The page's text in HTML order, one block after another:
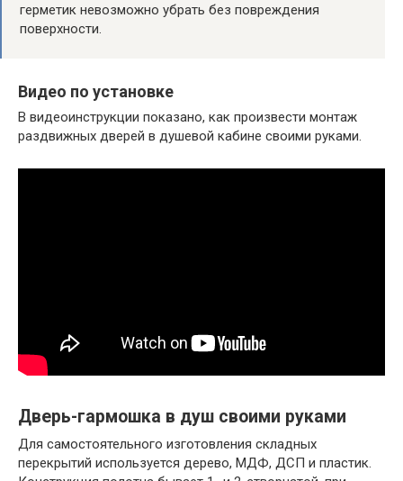
герметик невозможно убрать без повреждения
поверхности.
Видео по установке
В видеоинструкции показано, как произвести монтаж
раздвижных дверей в душевой кабине своими руками.
Дверь-гармошка в душ своими руками
Для самостоятельного изготовления складных
перекрытий используется дерево, МДФ, ДСП и пластик.